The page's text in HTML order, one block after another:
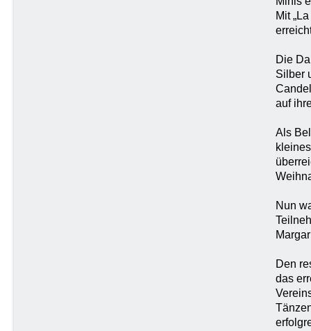
Mit
Die
Silber
auf
Als
Nun
Den
das